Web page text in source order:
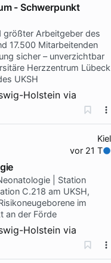
- Schwerpunkt
größter Arbeitgeber des
17.500 Mitarbeitenden
sicher – unverzichtbar
Herzzentrum Lübeck
UKSH
Holstein via
Kiel
vor 21 T
| Station
C.218 am UKSH,
im
an der Förde
Holstein via